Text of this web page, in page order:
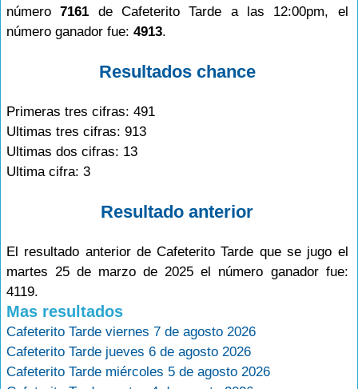
número7161 de Cafeterito Tarde a las 12:00pm, el
número ganador fue: 4913.
Resultados chance
Primeras tres cifras: 491
Ultimas tres cifras: 913
Ultimas dos cifras: 13
Ultima cifra: 3
Resultado anterior
El resultado anterior de Cafeterito Tarde que se jugo el
martes 25 de marzo de 2025 el número ganador fue:
4119.
Mas resultados
Cafeterito Tarde viernes 7 de agosto 2026
Cafeterito Tarde jueves 6 de agosto 2026
Cafeterito Tarde miércoles 5 de agosto 2026